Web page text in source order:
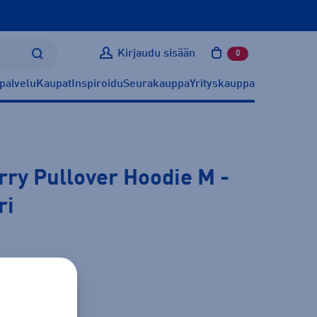
Kirjaudu sisään 0 tuotetta
Kaupat InspiroiduSeurakauppaYrityskauppa
Pullover Hoodie M -